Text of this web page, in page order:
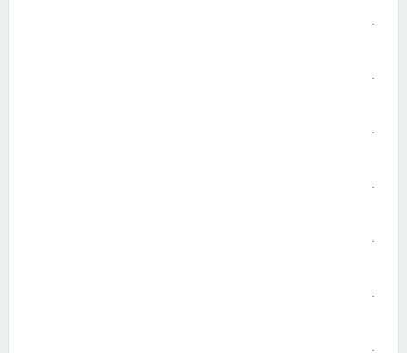
.
.
.
.
.
.
.